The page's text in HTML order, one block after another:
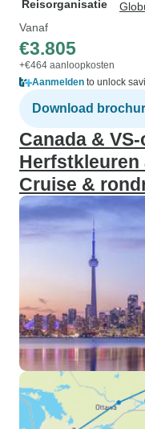
Reisorganisatie
Vanaf
€3.805
+€464 aanloopkosten
Aanmelden to unlock
Download
Canada &
Herfstkleuren
Cruise &